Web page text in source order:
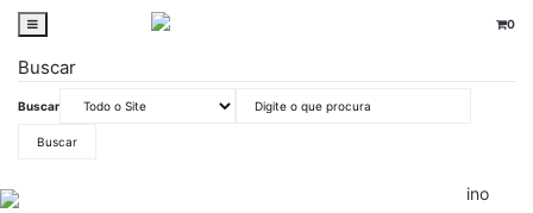
0
Buscar
Buscar
oticaswanny Feminino